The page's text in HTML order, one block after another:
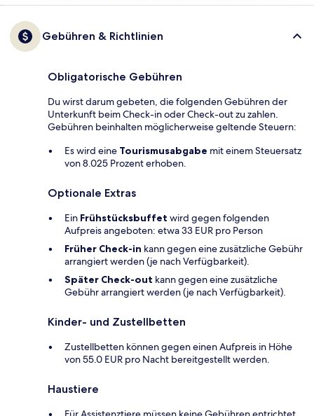
Gebühren & Richtlinien
Obligatorische Gebühren
Du wirst darum gebeten, die folgenden Gebühren der
Unterkunft beim Check-in oder Check-out zu zahlen.
Gebühren beinhalten möglicherweise geltende Steuern:
Es wird eine Tourismusabgabe mit einem Steuersatz
von 8.025 Prozent erhoben.
Optionale Extras
Ein Frühstücksbuffet wird gegen folgenden
Aufpreis angeboten: etwa 33 EUR pro Person
Früher Check-in kann gegen eine zusätzliche Gebühr
arrangiert werden (je nach Verfügbarkeit).
Später Check-out kann gegen eine zusätzliche
Gebühr arrangiert werden (je nach Verfügbarkeit).
Kinder- und Zustellbetten
Zustellbetten können gegen einen Aufpreis in Höhe
von 55.0 EUR pro Nacht bereitgestellt werden.
Haustiere